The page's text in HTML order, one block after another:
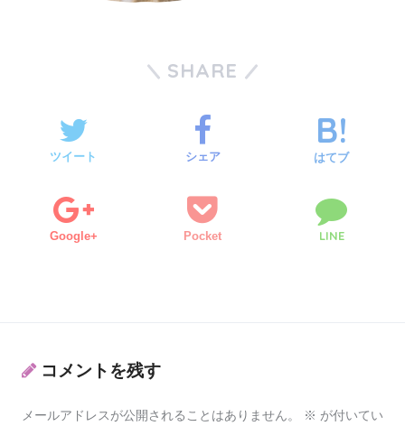
SHARE
ツイート シェア はてブ
Google+ Pocket LINE
コメントを残す
メールアドレスが公開されることはありません。 ※ が付いてい